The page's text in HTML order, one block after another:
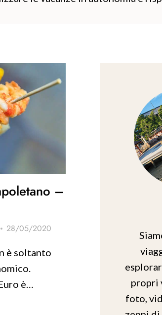
–
28/05/2020
è soltanto
è…
propri
foto,